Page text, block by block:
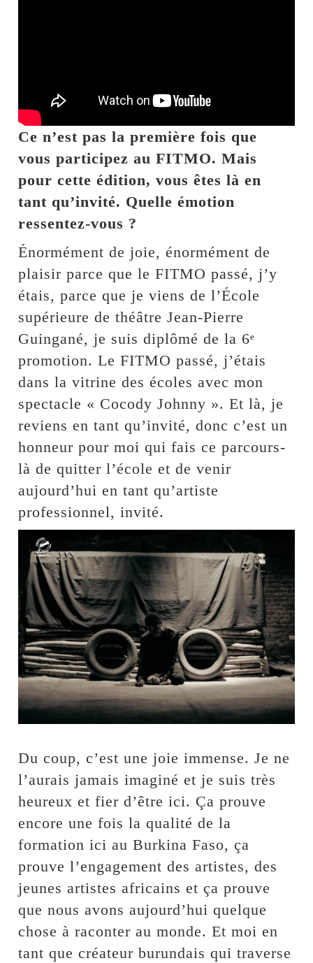
Ce n’est pas la première fois que
vous participez au FITMO. Mais
pour cette édition, vous êtes là en
tant qu’invité. Quelle émotion
ressentez-vous ?
Énormément de joie, énormément de
plaisir parce que le FITMO passé, j’y
étais, parce que je viens de l’École
supérieure de théâtre Jean-Pierre
Guingané, je suis diplômé de la 6ᵉ
promotion. Le FITMO passé, j’étais
dans la vitrine des écoles avec mon
spectacle « Cocody Johnny ». Et là, je
reviens en tant qu’invité, donc c’est un
honneur pour moi qui fais ce parcours-
là de quitter l’école et de venir
aujourd’hui en tant qu’artiste
professionnel, invité.
Du coup, c’est une joie immense. Je ne
l’aurais jamais imaginé et je suis très
heureux et fier d’être ici. Ça prouve
encore une fois la qualité de la
formation ici au Burkina Faso, ça
prouve l’engagement des artistes, des
jeunes artistes africains et ça prouve
que nous avons aujourd’hui quelque
chose à raconter au monde. Et moi en
tant que créateur burundais qui traverse